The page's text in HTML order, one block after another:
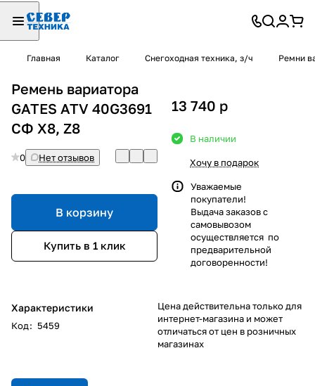
Главная Каталог Снегоходная техника, з/ч Ремни
Ремень вариатора
GATES ATV 40G3691
СФ X8, Z8
0 Нет отзывов
В корзину
Купить в 1 клик
Характеристики
Код: 5459
13 740 p
В наличии
Хочу в подарок
Уважаемые
покупатели!
Выдача заказов с
самовывозом
осуществляется по
предварительной
договоренности!
Цена действительна только для
интернет-магазина и может
отличаться от цен в розничных
магазинах